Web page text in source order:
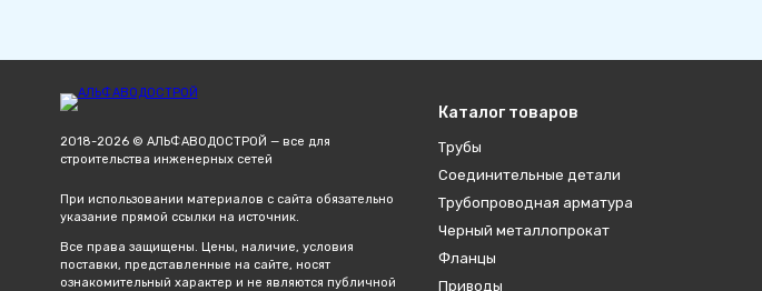
2018-2026 © АЛЬФАВОДОСТРОЙ — все для
строительства инженерных сетей
При использовании материалов с сайта обязательно
указание прямой ссылки на источник.
Все права защищены. Цены, наличие, условия
поставки, представленные на сайте, носят
ознакомительный характер и не являются публичной
Каталог товаров
Трубы
Соединительные детали
Трубопроводная арматура
Черный металлопрокат
Фланцы
Приводы